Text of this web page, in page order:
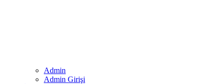
Admin
Admin Girişi